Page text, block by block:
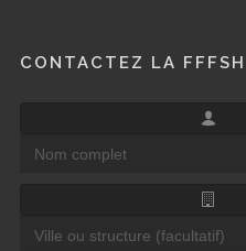
CONTACTEZ LA FFFSH